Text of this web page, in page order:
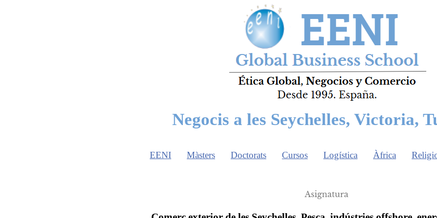
Negocis a les Seychelles, Victoria,
EENI Màsters Doctorats Cursos Logística Àfrica